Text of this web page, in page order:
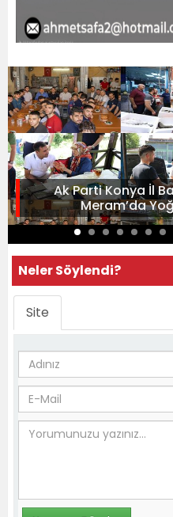
Ak Parti Konya İl
Meram’da
Neler Söylendi?
Site